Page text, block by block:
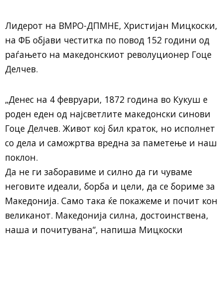
Лидерот на ВМРО-ДПМНЕ, Христијан Мицкоски,
на ФБ објави честитка по повод 152 години од
раѓањето на македонскиот револуционер Гоце
Делчев.
„Денес на 4 февруари, 1872 година во Кукуш е
роден еден од најсветлите македонски синови
Гоце Делчев. Живот кој бил краток, но исполнет
со дела и саможртва вредна за паметење и наш
поклон.
Да не ги заборавиме и силно да ги чуваме
неговите идеали, борба и цели, да се бориме за
Македонија. Само така ќе покажеме и почит кон
великанот. Македонија силна, достоинствена,
наша и почитувана“, напиша Мицкоски